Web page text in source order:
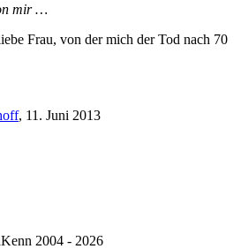
mir …
Frau, von der mich der Tod nach 70
, 11. Juni 2013
2004 - 2026